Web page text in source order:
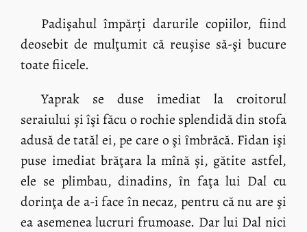
Padişahul împărți darurile copiilor, fiind
deosebit de mulţumit că reușise să-şi bucure
toate fiicele.
Yaprak se duse imediat la croitorul
seraiului și îşi făcu o rochie splendidă din stofa
adusă de tatăl ei, pe care o şi îmbrăcă. Fidan işi
puse imediat brăţara la mînă și, gătite astfel,
ele se plimbau, dinadins, în faţa lui Dal cu
dorinţa de a-i face în necaz, pentru că nu are şi
ea asemenea lucruri frumoase. Dar lui Dal nici